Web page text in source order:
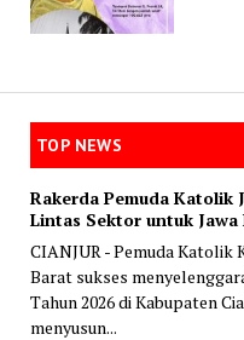
TOP NEWS
Rakerda Pemuda Katolik
Lintas Sektor untuk
CIANJUR - Pemuda Katolik
Barat sukses
Tahun 2026 di Kabupaten
menyusun...